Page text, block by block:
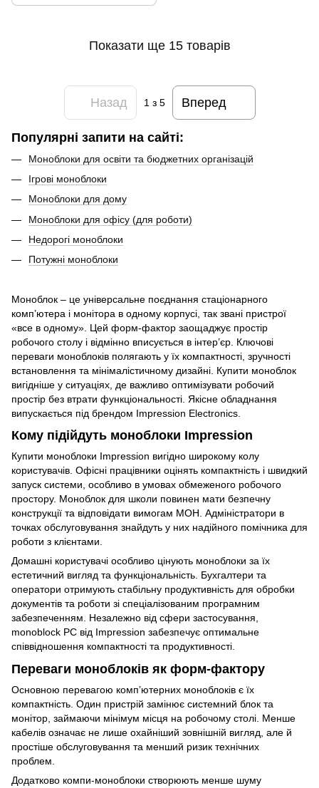
Показати ще 15 товарів
Назад 1 з 5 Вперед
Популярні запити на сайті:
Моноблоки для освіти та бюджетних організацій
Ігрові моноблоки
Моноблоки для дому
Моноблоки для офісу (для роботи)
Недорогі моноблоки
Потужні моноблоки
Моноблок – це універсальне поєднання стаціонарного
комп’ютера і монітора в одному корпусі, так звані пристрої
«все в одному». Цей форм-фактор заощаджує простір
робочого столу і відмінно вписується в інтер’єр. Ключові
переваги моноблоків полягають у їх компактності, зручності
встановлення та мінімалістичному дизайні. Купити моноблок
вигідніше у ситуаціях, де важливо оптимізувати робочий
простір без втрати функціональності. Якісне обладнання
випускається під брендом Impression Electronics.
Кому підійдуть моноблоки Impression
Купити моноблоки Impression вигідно широкому колу
користувачів. Офісні працівники оцінять компактність і швидкий
запуск системи, особливо в умовах обмеженого робочого
простору. Моноблок для школи повинен мати безпечну
конструкції та відповідати вимогам МОН. Адміністратори в
точках обслуговування знайдуть у них надійного помічника для
роботи з клієнтами.
Домашні користувачі особливо цінують моноблоки за їх
естетичний вигляд та функціональність. Бухгалтери та
оператори отримують стабільну продуктивність для обробки
документів та роботи зі спеціалізованим програмним
забезпеченням. Незалежно від сфери застосування,
monoblock PC від Impression забезпечує оптимальне
співвідношення компактності та продуктивності.
Переваги моноблоків як форм-фактору
Основною перевагою комп’ютерних моноблоків є їх
компактність. Один пристрій замінює системний блок та
монітор, займаючи мінімум місця на робочому столі. Менше
кабелів означає не лише охайніший зовнішній вигляд, але й
простіше обслуговування та менший ризик технічних
проблем.
Додатково компи-моноблоки створюють менше шуму